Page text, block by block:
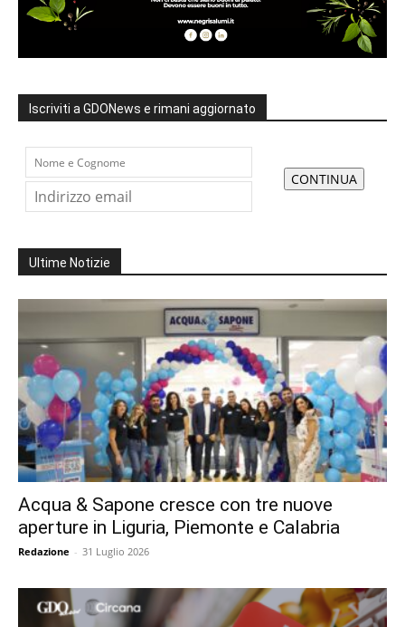
Iscriviti a GDONews e rimani aggiornato
Ultime Notizie
Acqua & Sapone cresce con tre nuove
aperture in Liguria, Piemonte e Calabria
Redazione - 31 Luglio 2026